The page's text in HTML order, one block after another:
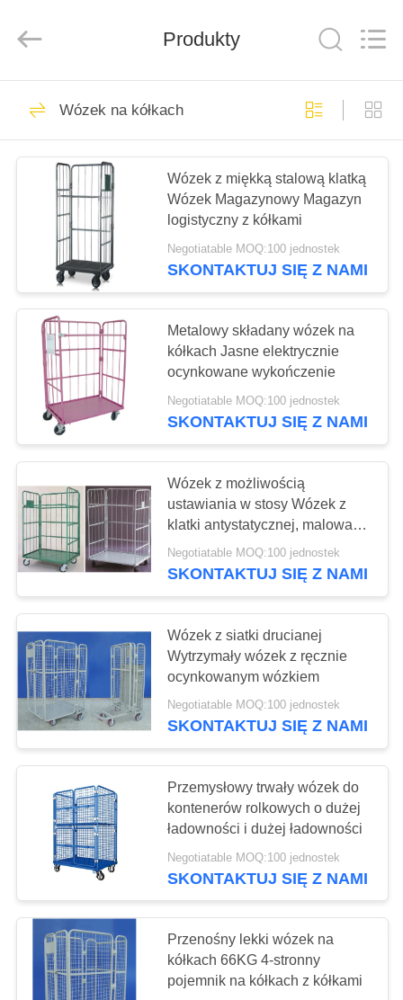
DOM
PRODUKTY
WYCIECZKA
FABRYCE
KONTROLA
JAKOŚCI
SKONTAKTUJ
SIĘ
POPROSIĆ
WYCENĘ
SITEMAP
PRIVACY
POLICY
Trade
Rights
Pojemnik z drutu
przemysłowego
Składany pojemnik
z drutu
15
Pojemnik z siatki
drucianej
Paleta przemysłowa
z tworzywa
sztucznego
Zbiornik IBC do
przechowywania
płynów
13
Produkty
Wózek na kółkach
Wózek z miękką stalową klatką
Wózek Magazynowy Magazyn
logistyczny z kółkami
Negotiatable MOQ:100 jednostek
SKONTAKTUJ SIĘ Z NAMI
Metalowy składany wózek na
kółkach Jasne elektrycznie
ocynkowane wykończenie
Negotiatable MOQ:100 jednostek
SKONTAKTUJ SIĘ Z NAMI
Wózek z możliwością
ustawiania w stosy Wózek z
klatki antystatycznej, malowany
proszkowo
Negotiatable MOQ:100 jednostek
SKONTAKTUJ SIĘ Z NAMI
Wózek z siatki drucianej
Wytrzymały wózek z ręcznie
ocynkowanym wózkiem
Negotiatable MOQ:100 jednostek
SKONTAKTUJ SIĘ Z NAMI
Przemysłowy trwały wózek do
kontenerów rolkowych o dużej
ładowności i dużej ładowności
Negotiatable MOQ:100 jednostek
SKONTAKTUJ SIĘ Z NAMI
Przenośny lekki wózek na
kółkach 66KG 4-stronny
pojemnik na kółkach z kółkami